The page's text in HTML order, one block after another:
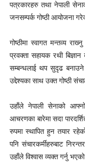
पत्रकारहरु तथा नेपाली
जनसम्पर्क गोष्ठी आयोजना
गोष्ठीमा स्वागत मन्तव्य
प्रवक्ता सहायक रथी
सम्बन्धलाई थप सुदृढ बनाउने
उद्देश्यका साथ उक्त गोष्ठी
उहाँले नेपाली सेनाको
आचरणका बारेमा सदा
रुपमा स्थापित हुन तयार
पनि संचारकर्मीहरुबाट
उहाँले विश्‍वास व्यक्त गर्नु